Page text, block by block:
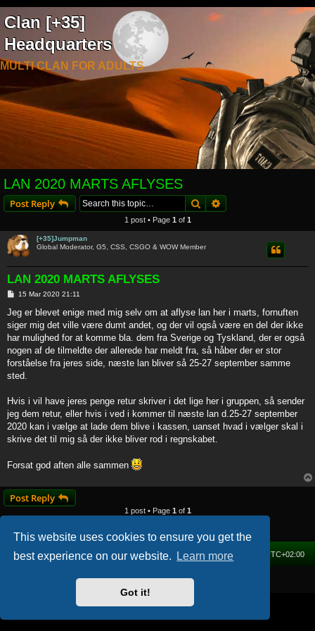
This website uses cookies to ensure you get the
best experience on our website.
Learn more
Got it!
Clan [+35]
Headquarters
MULTI CLAN FOR ADULTS
LAN 2020 MARTS AFLYSES
Post Reply SearchAdvanced search
1 post • Page 1 of 1
[+35]Jumpman
Global Moderator, G5, CSS, CSGO & WOW Member
LAN 2020 MARTS AFLYSES
P
s
15 Mar 2020 21:11
Jeg er blevet enige med mig selv om at aflyse lan her i marts, fornuften
siger mig det ville være dumt andet, og der vil også være en del der ikke
har mulighed for at komme bla. dem fra Sverige og Tyskland, der er også
nogen af de tilmeldte der allerede har meldt fra, så håber der er stor
forståelse fra jeres side, næste lan bliver så 25-27 september samme
sted.
Hvis i vil have jeres penge retur skriver i det lige her i gruppen, så sender
jeg dem retur, eller hvis i ved i kommer til næste lan d.25-27 september
2020 kan i vælge at lade dem blive i kassen, uanset hvad i vælger skal i
skrive det til mig så der ikke bliver rod i regnskabet.
Forsat god aften alle sammen
Post Reply
1 post • Page 1 of 1
Home Forum All times are UTC+02:00
Delete cookies
Powered byphpBB® Forum Software © phpBB Limited